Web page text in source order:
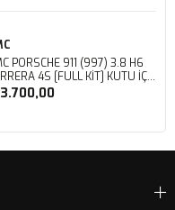
PORSCHE 911 (997) 3.8 H6
4S [FULL KIT] KUTU İÇİ
HAVA FİLTRESİ
20